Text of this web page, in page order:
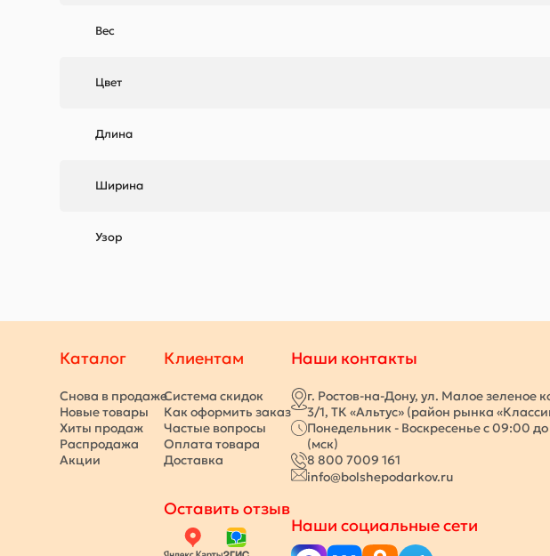
Вес
Цвет
Длина
Ширина
Узор
Каталог
Снова в продаже
Новые товары
Хиты продаж
Распродажа
Акции
Клиентам
Система скидок
Как оформить заказ
Частые вопросы
Оплата товара
Доставка
Оставить отзыв
Наши контакты
г. Ростов-на-Дону, ул. Малое зеленое
3/1, ТК «Альтус» (район рынка
Понедельник - Воскресенье с 09:00
(мск)
8 800 7009 161
info@bolshepodarkov.ru
Наши социальные сети